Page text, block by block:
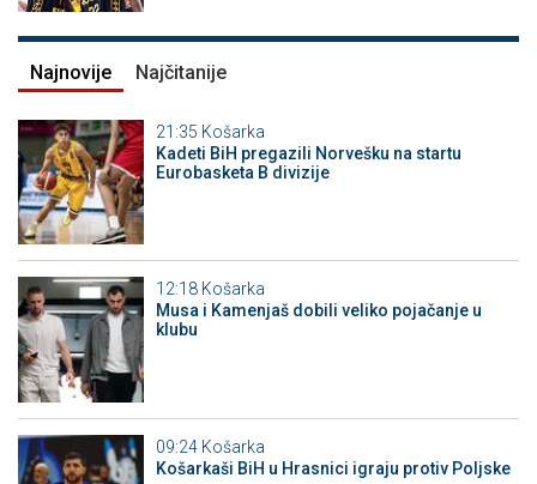
Najnovije Najčitanije
21:35 Košarka
Kadeti BiH pregazili Norvešku na startu
Eurobasketa B divizije
12:18 Košarka
Musa i Kamenjaš dobili veliko pojačanje u
klubu
09:24 Košarka
Košarkaši BiH u Hrasnici igraju protiv Poljske